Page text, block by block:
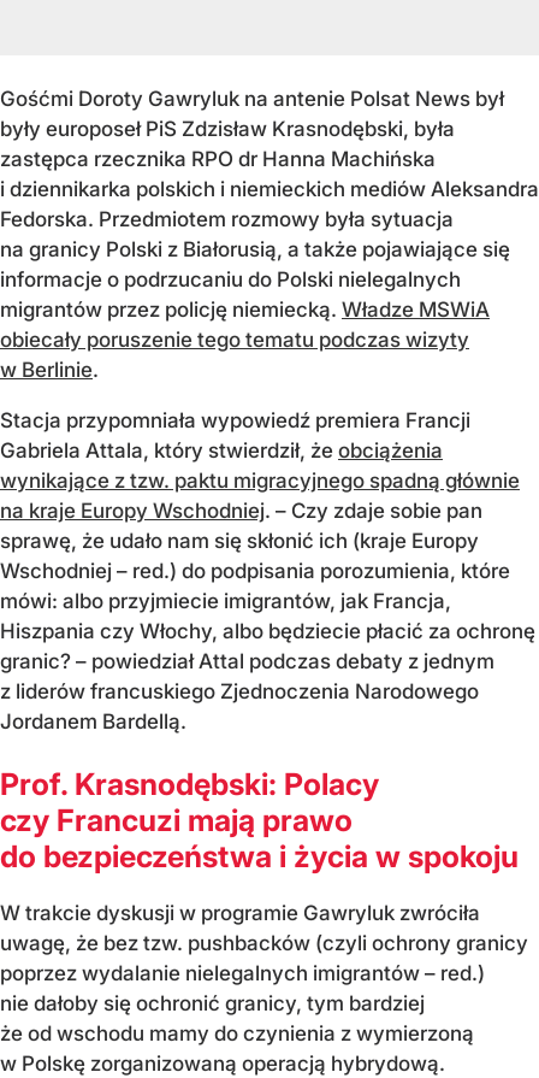
Gośćmi Doroty Gawryluk na antenie Polsat News był
były europoseł PiS Zdzisław Krasnodębski, była
zastępca rzecznika RPO dr Hanna Machińska
i dziennikarka polskich i niemieckich mediów Aleksandra
Fedorska. Przedmiotem rozmowy była sytuacja
na granicy Polski z Białorusią, a także pojawiające się
informacje o podrzucaniu do Polski nielegalnych
migrantów przez policję niemiecką. Władze MSWiA
obiecały poruszenie tego tematu podczas wizyty
w Berlinie.
Stacja przypomniała wypowiedź premiera Francji
Gabriela Attala, który stwierdził, że obciążenia
wynikające z tzw. paktu migracyjnego spadną głównie
na kraje Europy Wschodniej. – Czy zdaje sobie pan
sprawę, że udało nam się skłonić ich (kraje Europy
Wschodniej – red.) do podpisania porozumienia, które
mówi: albo przyjmiecie imigrantów, jak Francja,
Hiszpania czy Włochy, albo będziecie płacić za ochronę
granic? – powiedział Attal podczas debaty z jednym
z liderów francuskiego Zjednoczenia Narodowego
Jordanem Bardellą.
Prof. Krasnodębski: Polacy
czy Francuzi mają prawo
do bezpieczeństwa i życia w spokoju
W trakcie dyskusji w programie Gawryluk zwróciła
uwagę, że bez tzw. pushbacków (czyli ochrony granicy
poprzez wydalanie nielegalnych imigrantów – red.)
nie dałoby się ochronić granicy, tym bardziej
że od wschodu mamy do czynienia z wymierzoną
w Polskę zorganizowaną operacją hybrydową.